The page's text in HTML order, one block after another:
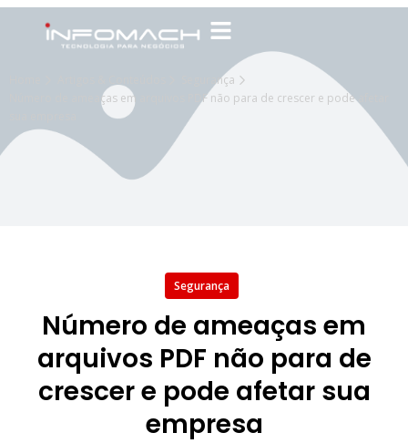
Segurança
Número de ameaças em arquivos PDF não para de crescer e pode afetar
Segurança
Número de ameaças em
arquivos PDF não para de
crescer e pode afetar sua
empresa